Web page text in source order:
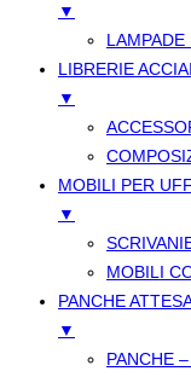
▼
LAMPADE
LIBRERIE
▼
MOBILI PER
▼
MOBILI
PANCHE
▼
PANCHE